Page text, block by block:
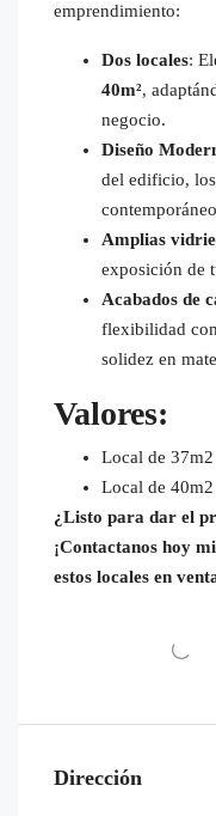
emprendimiento:
Dos locales:
40m²,
negocio.
Diseño
del edificio,
Amplias
exposición de
Acabados de
flexibilidad
solidez en
Valores:
Local de
Local de
¿Listo para dar el
¡Contactanos hoy
estos locales en
Dirección